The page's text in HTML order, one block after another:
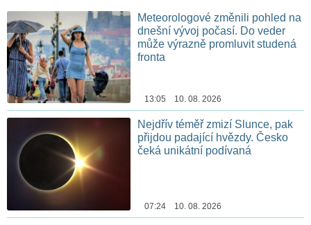
Meteorologové změnili pohled na
dnešní vývoj počasí. Do veder
může výrazně promluvit studená
fronta
13:05 10. 08. 2026
Nejdřív téměř zmizí Slunce, pak
přijdou padající hvězdy. Česko
čeká unikátní podívaná
07:24 10. 08. 2026